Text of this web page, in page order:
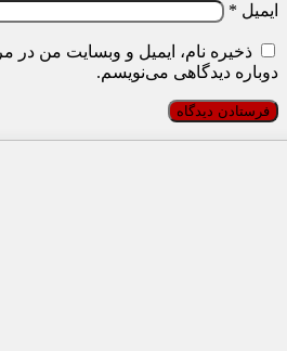
ایمیل *
ذخیره نام، ایمیل و وبسایت من در
دوباره دیدگاهی می‌نویسم.